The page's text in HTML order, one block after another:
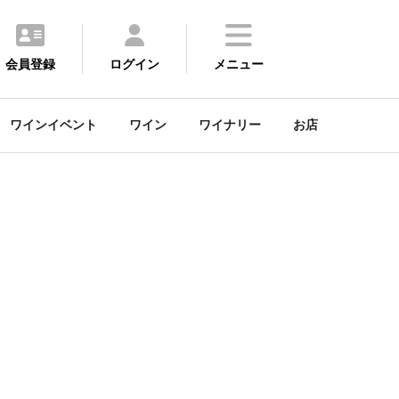
会員登録 ログイン メニュー
ワインイベント ワイン ワイナリー お店